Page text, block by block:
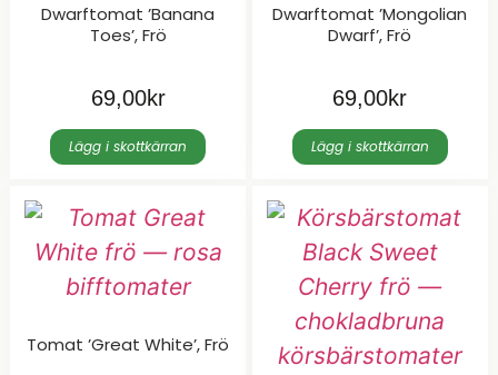
Dwarftomat ’Banana
Toes’, Frö
69,00kr
Lägg i skottkärran
Dwarftomat ’Mongolian
Dwarf’, Frö
69,00kr
Lägg i skottkärran
Tomat ’Great White’, Frö